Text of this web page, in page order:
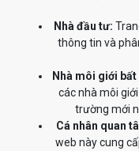
Nhà đầu tư:
thông tin và
Nhà môi giới
các nhà môi
trường mới
Cá nhân quan
web này cung